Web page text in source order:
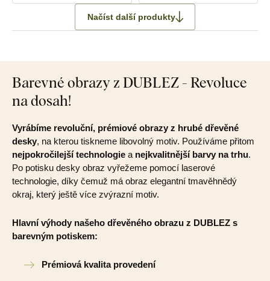
Načíst další produkty
Barevné obrazy z DUBLEZ - Revoluce
na dosah!
Vyrábíme revoluční, prémiové obrazy z hrubé dřevěné
desky, na kterou tiskneme libovolný motiv. Používáme přitom
nejpokročilejší technologie a nejkvalitnější barvy na trhu.
Po potisku desky obraz vyřežeme pomocí laserové
technologie, díky čemuž má obraz elegantní tmavěhnědý
okraj, který ještě více zvýrazní motiv.
Hlavní výhody našeho dřevěného obrazu z DUBLEZ s
barevným potiskem:
Prémiová kvalita provedení